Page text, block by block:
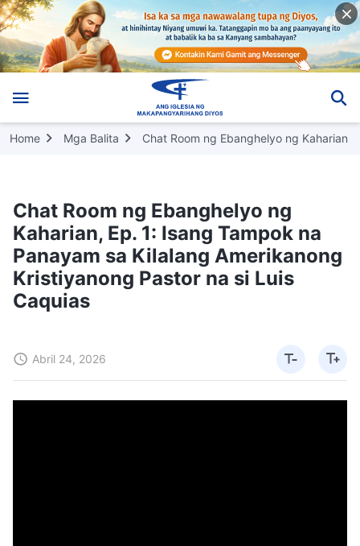
Home Mga Balita Chat Room ng Ebanghelyo ng Kaharian
Chat Room ng Ebanghelyo ng
Kaharian, Ep. 1: Isang Tampok na
Panayam sa Kilalang Amerikanong
Kristiyanong Pastor na si Luis
Caquias
Abril 24, 2026